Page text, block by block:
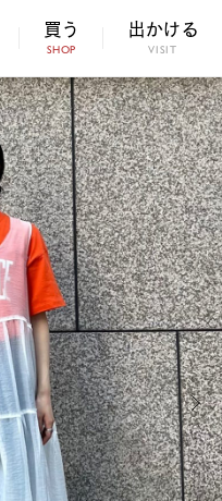
買う
SHOP
出かける
VISIT